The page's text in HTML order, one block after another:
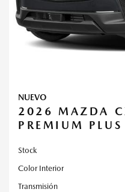
NUEVO
2026 MAZDA
PREMIUM PLUS
Stock
Color Interior
Transmisión